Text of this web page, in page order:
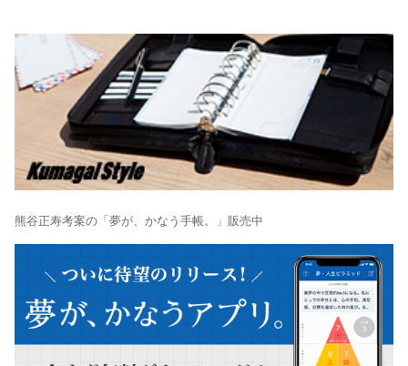
熊谷正寿考案の「夢が、かなう手帳。」販売中